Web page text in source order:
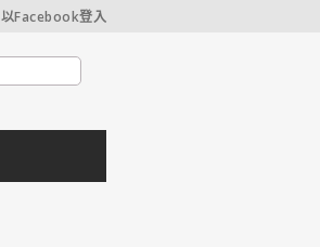
以Facebook登入